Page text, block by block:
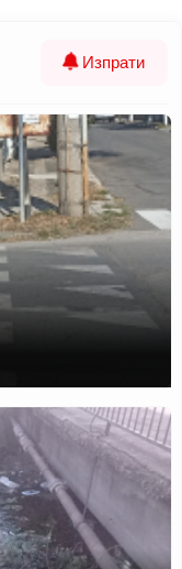
Изпрати